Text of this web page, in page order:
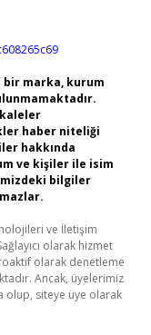
marka, kurum
haber niteliği
hakkında
ve kişiler ile isim
bilgiler
ve İletişim
olarak hizmet
olarak denetleme
Ancak, üyelerimiz
olup, siteye üye olarak